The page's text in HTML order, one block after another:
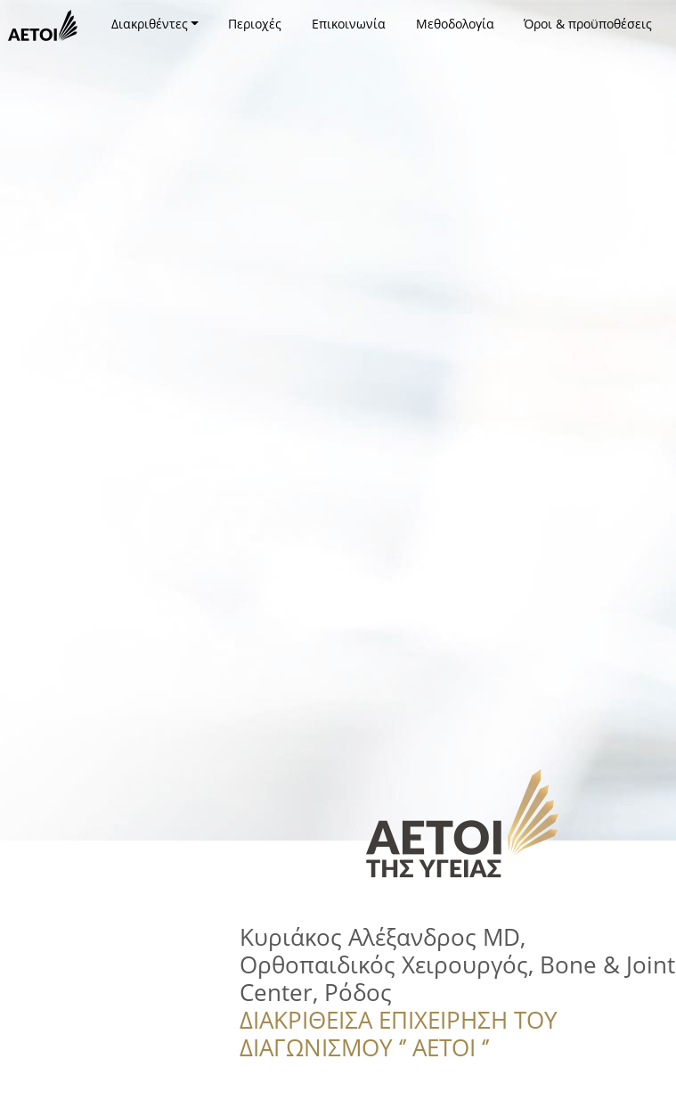
Διακριθέντες Περιοχές Επικοινωνία Μεθοδολογία Όροι & προϋποθέσεις
Κυριάκος Αλέξανδρος MD,
Ορθοπαιδικός Χειρουργός, Bone & Joint
Center, Ρόδος
ΔΙΑΚΡΙΘΕΙΣΑ ΕΠΙΧΕΙΡΗΣΗ ΤΟΥ
ΔΙΑΓΩΝΙΣΜΟΥ ‘’ ΑΕΤΟΙ ‘’